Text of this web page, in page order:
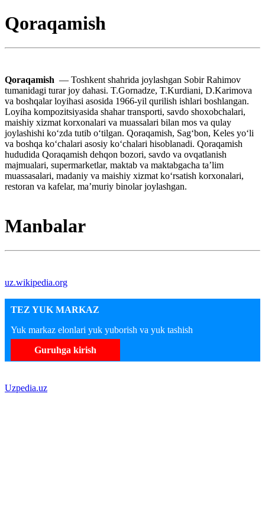
Qoraqamish
Qoraqamish — Toshkent shahrida joylashgan Sobir Rahimov
tumanidagi turar joy dahasi. T.Gornadze, T.Kurdiani, D.Karimova
va boshqalar loyihasi asosida 1966-yil qurilish ishlari boshlangan.
Loyiha kompozitsiyasida shahar transporti, savdo shoxobchalari,
maishiy xizmat korxonalari va muassalari bilan mos va qulay
joylashishi koʻzda tutib oʻtilgan. Qoraqamish, Sagʻbon, Keles yoʻli
va boshqa koʻchalari asosiy koʻchalari hisoblanadi. Qoraqamish
hududida Qoraqamish dehqon bozori, savdo va ovqatlanish
majmualari, supermarketlar, maktab va maktabgacha taʼlim
muassasalari, madaniy va maishiy xizmat koʻrsatish korxonalari,
restoran va kafelar, maʼmuriy binolar joylashgan.
Manbalar
uz.wikipedia.org
TEZ YUK MARKAZ
Yuk markaz elonlari yuk yuborish va yuk tashish
Guruhga kirish
Uzpedia.uz